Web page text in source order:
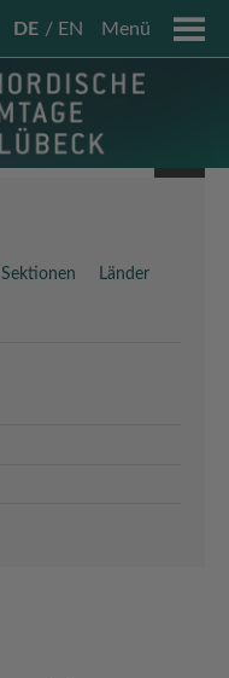
DE EN Menü
Sektionen Länder